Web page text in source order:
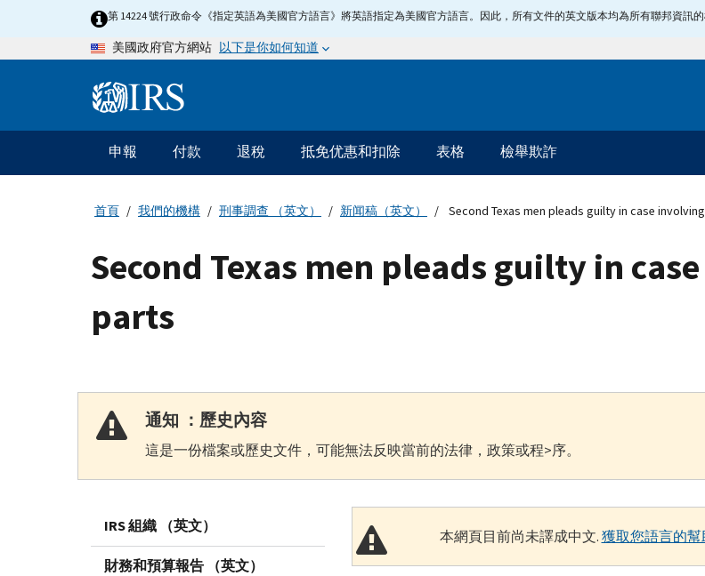
第 14224 號行政命令《指定英語為美國官方語言》將英語指定為美國官方語言。因此，所有文件的英文版本均為所有聯邦資訊的
美國政府官方網站 以下是你如何知道
Information
主
要
導
申報 付款 退稅 抵免优惠和扣除 表格 檢舉欺詐
首頁 我們的機構 刑事調查 （英文） 新闻稿（英文） Second Texas men pleads guilty in case
Second Texas men pleads guilty in
parts
通知 ：歷史內容
這是一份檔案或歷史文件，可能無法反映當前的法律，政策或程>序。
IRS 組織 （英文）
財務和預算報告 （英文）
本網頁目前尚未譯成中文.獲取您語言的幫